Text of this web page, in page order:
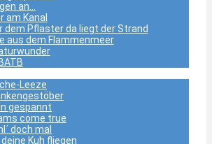
an…
am Kanal
dem Pflaster da liegt der Strand
aus dem Flammenmeer
Leeze
gespannt
come true
doch mal
Kuh fliegen